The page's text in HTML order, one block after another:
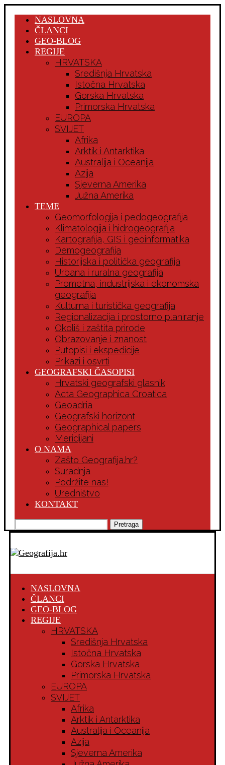
NASLOVNA
ČLANCI
GEO-BLOG
REGIJE
HRVATSKA
Središnja Hrvatska
Istočna Hrvatska
Gorska Hrvatska
Primorska Hrvatska
EUROPA
SVIJET
Afrika
Arktik i Antarktika
Australija i Oceanija
Azija
Sjeverna Amerika
Južna Amerika
TEME
Geomorfologija i pedogeografija
Klimatologija i hidrogeografija
Kartografija, GIS i geoinformatika
Demogeografija
Historijska i politička geografija
Urbana i ruralna geografija
Prometna, industrijska i ekonomska
geografija
Kulturna i turistička geografija
Regionalizacija i prostorno planiranje
Okoliš i zaštita prirode
Obrazovanje i znanost
Putopisi i ekspedicije
Prikazi i osvrti
GEOGRAFSKI ČASOPISI
Hrvatski geografski glasnik
Acta Geographica Croatica
Geoadria
Geografski horizont
Geographical papers
Meridijani
O NAMA
Zašto Geografija.hr?
Suradnja
Podržite nas!
Uredništvo
KONTAKT
Pretraga
NASLOVNA
ČLANCI
GEO-BLOG
REGIJE
HRVATSKA
Središnja Hrvatska
Istočna Hrvatska
Gorska Hrvatska
Primorska Hrvatska
EUROPA
SVIJET
Afrika
Arktik i Antarktika
Australija i Oceanija
Azija
Sjeverna Amerika